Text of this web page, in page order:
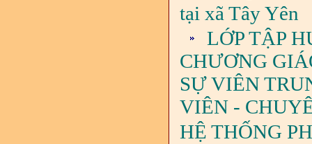
tại xã Tây Yên
LỚP TẬP
CHƯƠNG
SỰ VIÊN
VIÊN -
HỆ THỐNG